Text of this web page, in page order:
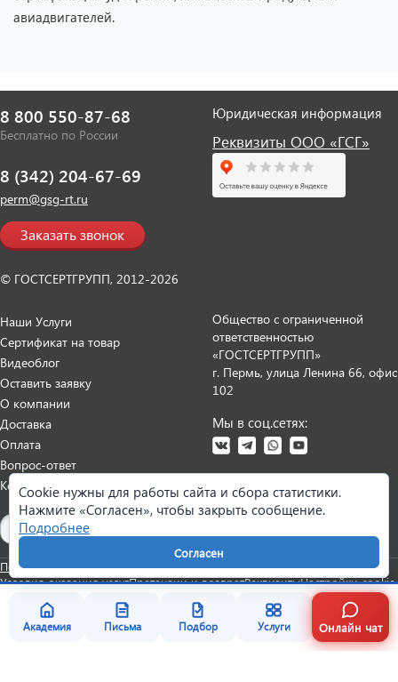
Академия Письма Подбор Услуги Онлайн чат
авиадвигателей.
8 800 550-87-68
Бесплатно по России
8 (342) 204-67-69
perm@gsg-rt.ru
Заказать звонок
© ГОСТСЕРТГРУПП, 2012-2026
Юридическая информация
Реквизиты ООО «ГСГ»
Наши Услуги
Сертификат на товар
Видеоблог
Оставить заявку
О компании
Доставка
Оплата
Вопрос-ответ
Контакты
Общество с ограниченной
ответственностью
«ГОСТСЕРТГРУПП»
г. Пермь, улица Ленина 66, офис
102
Мы в соц.сетях:
Политика персональных данныхСогласие на обработку данных
Условия оказания услугПретензии и возвратРеквизитыНастройки cookie
Cookie нужны для работы сайта и сбора статистики.
Нажмите «Согласен», чтобы закрыть сообщение.
Подробнее
Согласен